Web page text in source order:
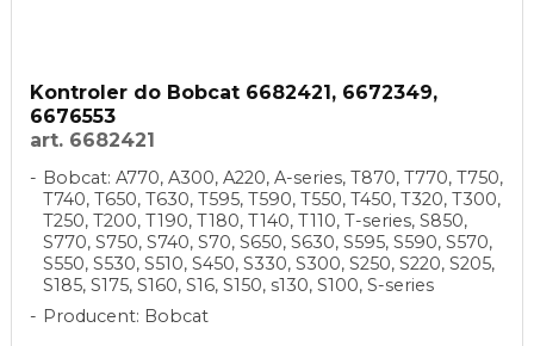
Kontroler do Bobcat 6682421, 6672349,
6676553
art. 6682421
Bobcat: A770, A300, A220, A-series, T870, T770, T750,
T740, T650, T630, T595, T590, T550, T450, T320, T300,
T250, T200, T190, T180, T140, T110, T-series, S850,
S770, S750, S740, S70, S650, S630, S595, S590, S570,
S550, S530, S510, S450, S330, S300, S250, S220, S205,
S185, S175, S160, S16, S150, s130, S100, S-series
Producent: Bobcat